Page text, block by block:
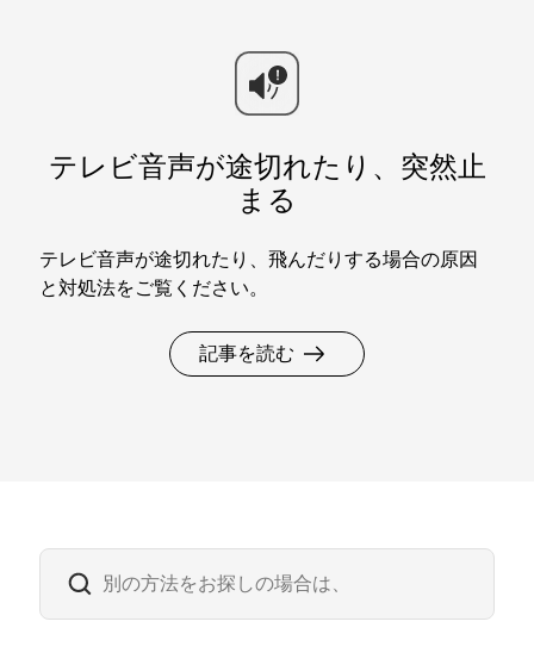
テレビ音声が途切れたり、突然止
まる
テレビ音声が途切れたり、飛んだりする場合の原因
と対処法をご覧ください。
記事を読む